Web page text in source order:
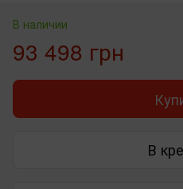
В наличии
93 498 грн
В